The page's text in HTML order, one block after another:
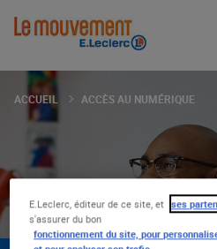
ACCUEIL ACCÈS AU NUMÉRIQUE
E.Leclerc, éditeur de ce site, et ses
s'assurer du bon
fonctionnement du site, pour